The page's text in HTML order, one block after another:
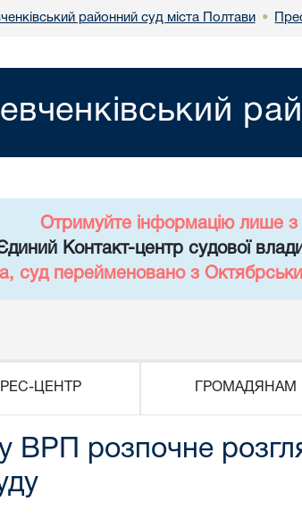
районний суд міста Полтави •
Отримуйте інформацію лише з
Контакт-центр судової
суд перейменовано з
ЦЕНТР ГРОМАДЯНАМ
ВРП розпочне